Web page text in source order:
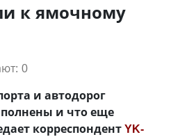
к ямочному
0
и автодорог
и что еще
корреспондентYK-